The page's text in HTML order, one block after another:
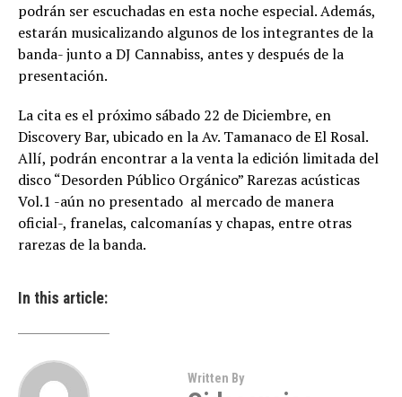
podrán ser escuchadas en esta noche especial. Además,
estarán musicalizando algunos de los integrantes de la
banda- junto a DJ Cannabiss, antes y después de la
presentación.
La cita es el próximo sábado 22 de Diciembre, en
Discovery Bar, ubicado en la Av. Tamanaco de El Rosal.
Allí, podrán encontrar a la venta la edición limitada del
disco “Desorden Público Orgánico” Rarezas acústicas
Vol.1 -aún no presentado al mercado de manera
oficial-, franelas, calcomanías y chapas, entre otras
rarezas de la banda.
In this article:
Written By